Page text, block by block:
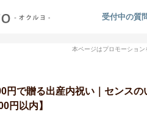
受付中の質
本ページはプロモーション
円で贈る出産内祝い｜センス
円以内】